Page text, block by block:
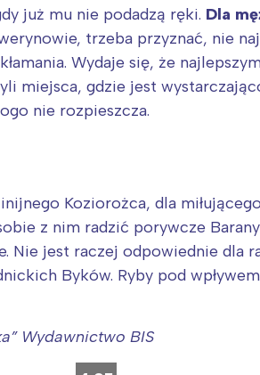
już mu nie podadzą ręki. Dla
trzeba przyznać, nie
Wydaje się, że
miejsca, gdzie jest
nie rozpieszcza.
Koziorożca, dla
z nim radzić porywcze
jest raczej odpowiednie dla
Byków. Ryby pod
Wydawnictwo BIS
Wszystkie
Wybieram